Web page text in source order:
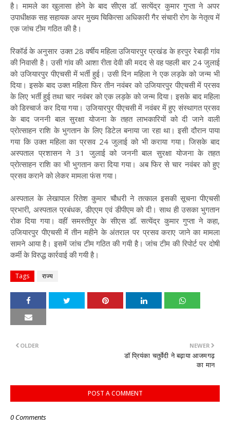
है। मामले का खुलासा होने के बाद सीएस डॉ. सत्येंद्र कुमार गुप्ता ने अपर
उपाधीक्षक सह सहायक अपर मुख्य चिकित्सा अधिकारी गैर संचारी रोग के नेतृत्व में
एक जांच टीम गठित की है।
रिकॉर्ड के अनुसार उक्त 28 वर्षीय महिला उजियारपुर प्रखंड के हरपुर रेबाड़ी गांव
की निवासी है। उसी गांव की आशा रीता देवी की मदद से वह पहली बार 24 जुलाई
को उजियारपुर पीएचसी में भर्ती हुई। उसी दिन महिला ने एक लड़के को जन्म भी
दिया। इसके बाद उक्त महिला फिर तीन नवंबर को उजियारपुर पीएचसी में प्रसव
के लिए भर्ती हुई तथा चार नवंबर को एक लड़के को जन्म दिया। इसके बाद महिला
को डिस्चार्ज कर दिया गया। उजियारपुर पीएचसी में नवंबर में हुए संस्थागत प्रसव
के बाद जननी बाल सुरक्षा योजना के तहत लाभकारियों को दी जाने वाली
प्रोत्साहन राशि के भुगतान के लिए डिटेल बनाया जा रहा था। इसी दौरान पाया
गया कि उक्त महिला का प्रसव 24 जुलाई को भी कराया गया। जिसके बाद
अस्पताल प्रशासन ने 31 जुलाई को जननी बाल सुरक्षा योजना के तहत
प्रोत्साहन राशि का भी भुगतान करा दिया गया। अब फिर से चार नवंबर को हुए
प्रसव कराने को लेकर मामला फंस गया।
अस्पताल के लेखापाल रितेश कुमार चौधरी ने तत्काल इसकी सूचना पीएचसी
प्रभारी, अस्पताल प्रबंधक, डीएएम एवं डीपीएम को दी। साथ ही उसका भुगतान
रोक दिया गया। वहीं समस्तीपुर के सीएस डॉ. सत्येंद्र कुमार गुप्ता ने कहा,
उजियारपुर पीएचसी में तीन महीने के अंतराल पर प्रसव कराए जाने का मामला
सामने आया है। इसमें जांच टीम गठित की गयी है। जांच टीम की रिपोर्ट पर दोषी
कर्मी के विरुद्ध कार्रवाई की गयी है।
Tags राज्य
NEWER
डॉ प्रियंका चतुर्वेदी ने बढ़ाया आजमगढ़
का मान
OLDER
POST A COMMENT
0 Comments